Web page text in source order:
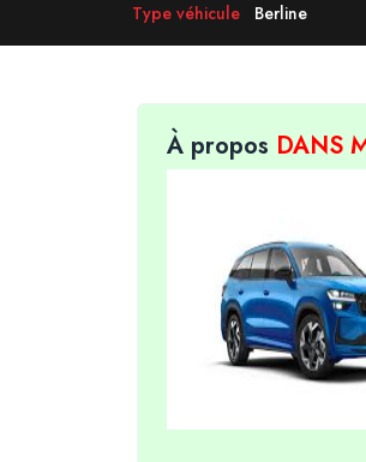
Type véhicule
Berline
À propos DANS